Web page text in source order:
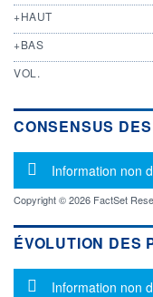
+HAUT
+BAS
VOL.
CONSENSUS
Message
Information non
Copyright © 2026 FactSet
ÉVOLUTION DES
Message
Information non